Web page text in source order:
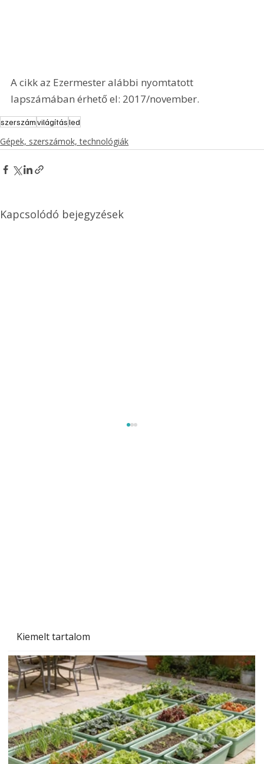
Kiemelt tartalom
A cikk az Ezermester alábbi nyomtatott
lapszámában érhető el: 2017/november.
szerszámvilágításled
Gépek, szerszámok, technológiák
Kapcsolódó bejegyzések